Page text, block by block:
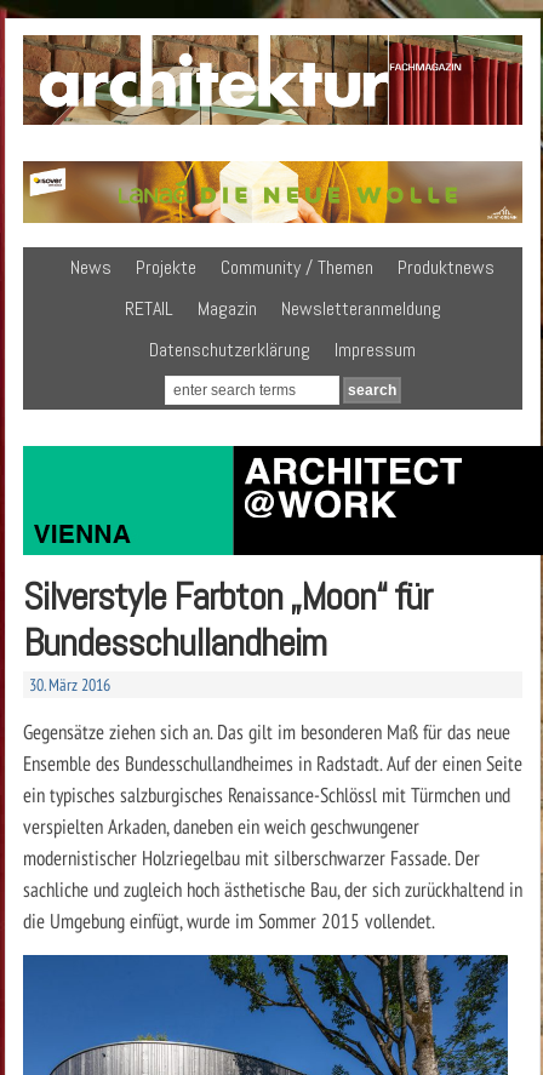
News Projekte Community / Themen
Produktnews
RETAIL
Magazin
Newsletteranmeldung
Datenschutzerklärung
Impressum
Silverstyle Farbton „Moon“ für
Bundesschullandheim
30. März 2016
Gegensätze ziehen sich an. Das gilt im besonderen Maß für das neue
Ensemble des Bundesschullandheimes in Radstadt. Auf der einen Seite
ein typisches salzburgisches Renaissance-Schlössl mit Türmchen und
verspielten Arkaden, daneben ein weich geschwungener
modernistischer Holzriegelbau mit silberschwarzer Fassade. Der
sachliche und zugleich hoch ästhetische Bau, der sich zurückhaltend in
die Umgebung einfügt, wurde im Sommer 2015 vollendet.